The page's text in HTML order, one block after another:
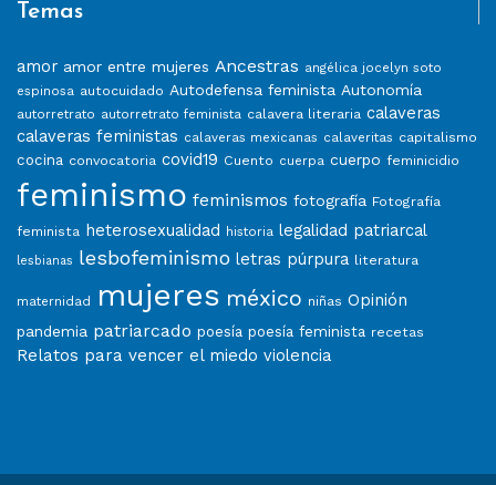
Temas
amor amor entre mujeres Ancestras angélica jocelyn soto
espinosa autocuidado Autodefensa feminista Autonomía
autorretrato autorretrato feminista calavera literaria calaveras
calaveras feministas calaveras mexicanas calaveritas capitalismo
cocina convocatoria covid19 Cuento cuerpa cuerpo feminicidio
feminismo feminismos fotografía Fotografía
feminista heterosexualidad historia legalidad patriarcal
lesbianas lesbofeminismo letras púrpura literatura
maternidad mujeres méxico niñas Opinión
pandemia patriarcado poesía poesía feminista recetas
Relatos para vencer el miedo violencia